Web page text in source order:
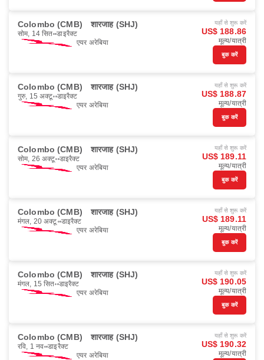
Colombo (CMB) शारजाह (SHJ)
सोम, 14 सित॰ डाइरैक्ट
एयर अरेबिया
यहाँ से शुरू करें
US$ 188.86
मूल्य/यात्री
बुक करें
Colombo (CMB) शारजाह (SHJ)
गुरु, 15 अक्टू॰ डाइरैक्ट
एयर अरेबिया
यहाँ से शुरू करें
US$ 188.87
मूल्य/यात्री
बुक करें
Colombo (CMB) शारजाह (SHJ)
सोम, 26 अक्टू॰ डाइरैक्ट
एयर अरेबिया
यहाँ से शुरू करें
US$ 189.11
मूल्य/यात्री
बुक करें
Colombo (CMB) शारजाह (SHJ)
मंगल, 20 अक्टू॰ डाइरैक्ट
एयर अरेबिया
यहाँ से शुरू करें
US$ 189.11
मूल्य/यात्री
बुक करें
Colombo (CMB) शारजाह (SHJ)
मंगल, 15 सित॰ डाइरैक्ट
एयर अरेबिया
यहाँ से शुरू करें
US$ 190.05
मूल्य/यात्री
बुक करें
Colombo (CMB) शारजाह (SHJ)
रवि, 1 नव॰ डाइरैक्ट
एयर अरेबिया
यहाँ से शुरू करें
US$ 190.32
मूल्य/यात्री